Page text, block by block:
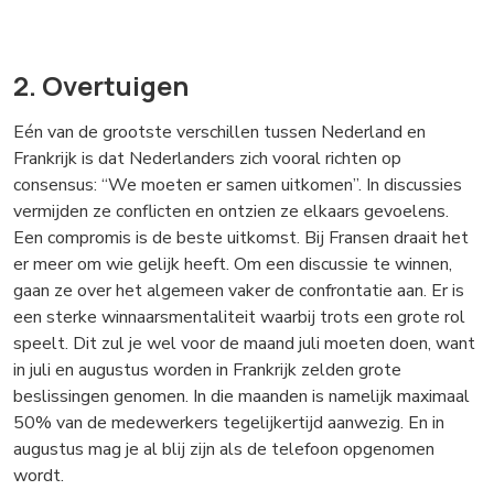
2. Overtuigen
Eén van de grootste verschillen tussen Nederland en
Frankrijk is dat Nederlanders zich vooral richten op
consensus: “We moeten er samen uitkomen”. In discussies
vermijden ze conflicten en ontzien ze elkaars gevoelens.
Een compromis is de beste uitkomst. Bij Fransen draait het
er meer om wie gelijk heeft. Om een discussie te winnen,
gaan ze over het algemeen vaker de confrontatie aan. Er is
een sterke winnaarsmentaliteit waarbij trots een grote rol
speelt. Dit zul je wel voor de maand juli moeten doen, want
in juli en augustus worden in Frankrijk zelden grote
beslissingen genomen. In die maanden is namelijk maximaal
50% van de medewerkers tegelijkertijd aanwezig. En in
augustus mag je al blij zijn als de telefoon opgenomen
wordt.